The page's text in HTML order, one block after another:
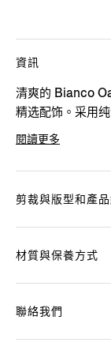
資訊
清爽的 Bianco
精选配饰。采用
閱讀更多
剪裁與版型和產
材質與保養方式
聯絡我們